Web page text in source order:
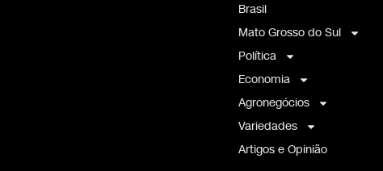
Brasil
Mato Grosso do Sul
Política
Economia
Agronegócios
Variedades
Artigos e Opinião